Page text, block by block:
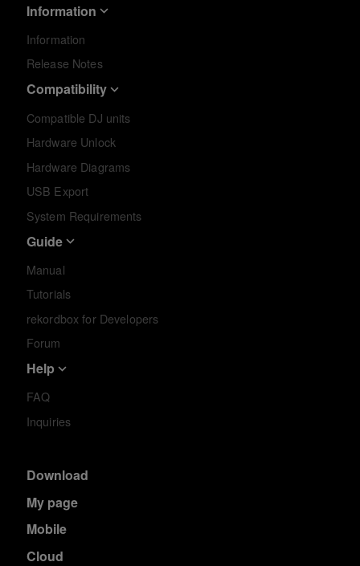
Information
Information
Release Notes
Compatibility
Compatible DJ units
Hardware Unlock
Hardware Diagrams
USB Export
System Requirements
Guide
Manual
Tutorials
rekordbox for Developers
Forum
Help
FAQ
Inquiries
Download
My page
Mobile
Cloud